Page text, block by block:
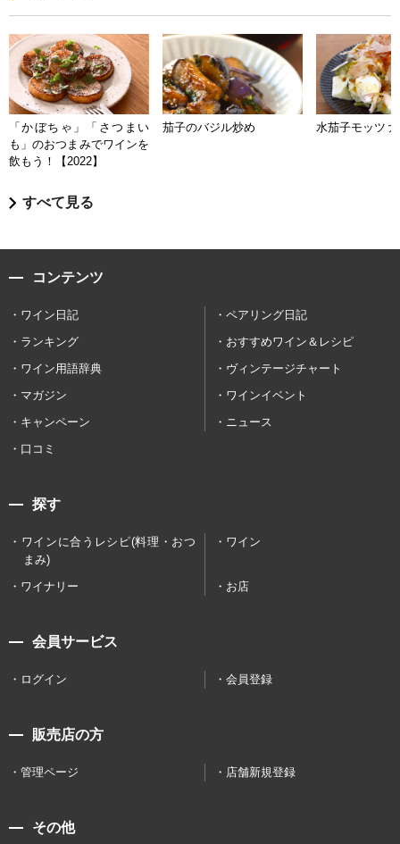
「かぼちゃ」「さつまい
も」のおつまみでワインを
飲もう！【2022】
茄子のバジル炒め 水茄子モッツァ
すべて見る
コンテンツ
ワイン日記
ペアリング日記
ランキング
おすすめワイン＆レシピ
ワイン用語辞典
ヴィンテージチャート
マガジン
ワインイベント
キャンペーン
ニュース
口コミ
探す
ワインに合うレシピ(料理・おつ
まみ)
ワイン
ワイナリー お店
会員サービス
ログイン 会員登録
販売店の方
管理ページ 店舗新規登録
その他